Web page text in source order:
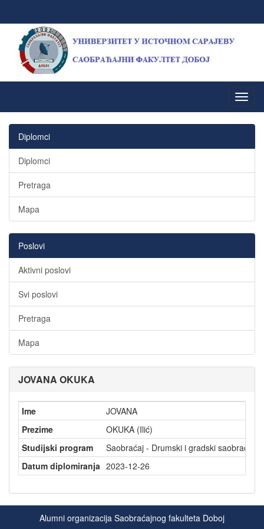
Diplomci
Diplomci
Pretraga
Mapa
Poslovi
Aktivni poslovi
Svi poslovi
Pretraga
Mapa
JOVANA OKUKA
Ime
JOVANA
Prezime
OKUKA (Ilić)
Studijski program
Saobraćaj - Drumski i gradski saobraćaj
Datum diplomiranja 2023-12-26
Alumni organizacija Saobraćajnog fakulteta Doboj